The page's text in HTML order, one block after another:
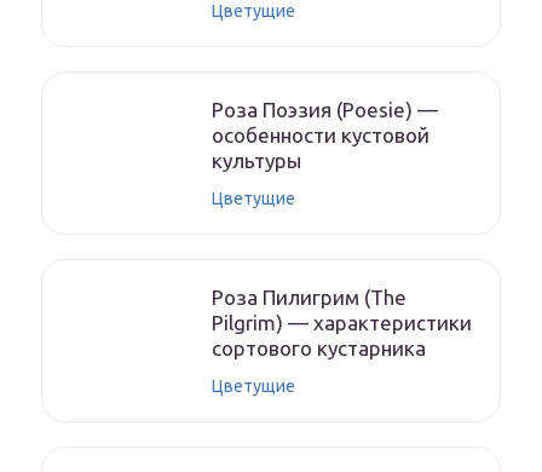
Цветущие
Роза Поэзия (Poesie) —
особенности кустовой
культуры
Цветущие
Роза Пилигрим (The
Pilgrim) — характеристики
сортового кустарника
Цветущие